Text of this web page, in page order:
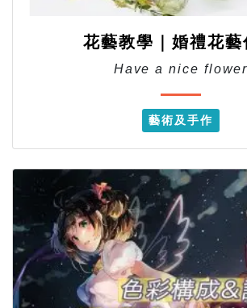
花藝教學｜婚禮花藝
Have a nice flower
藝術及手作